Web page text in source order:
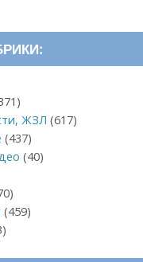
ЖЗЛ (617)
(437)
(40)
(459)